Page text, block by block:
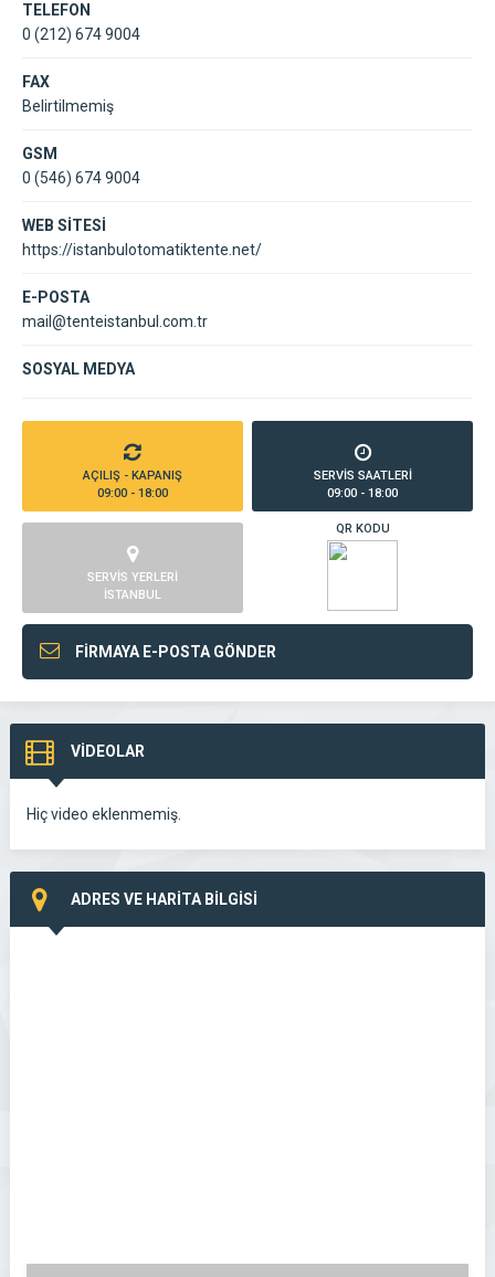
TELEFON
0 (212) 674 9004
FAX
Belirtilmemiş
GSM
0 (546) 674 9004
WEB SİTESİ
https://istanbulotomatiktente.net/
E-POSTA
mail@tenteistanbul.com.tr
SOSYAL MEDYA
AÇILIŞ - KAPANIŞ
09:00 - 18:00
SERVİS SAATLERİ
09:00 - 18:00
SERVİS YERLERİ
İSTANBUL
QR KODU
FİRMAYA E-POSTA GÖNDER
VİDEOLAR
Hiç video eklenmemiş.
ADRES VE HARİTA BİLGİSİ